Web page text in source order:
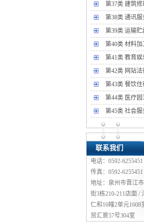
第37类 建筑修
第38类 通讯服
第39类 运输贮
第40类 材料加
第41类 教育娱
第42类 网站法
第43类 餐饮住
第44类 医疗园
第45类 社会服
联系我们
电话：0592-6255451
传真：0592-6255451
地址：泉州市晋江
街3栋210-211店面 /
仁和16幢2单元
贸汇景57号304室